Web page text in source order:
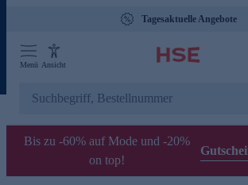
Tagesaktuelle Angebote
Menü Ansicht
Bis zu -60% auf Mode und -20%
on top!